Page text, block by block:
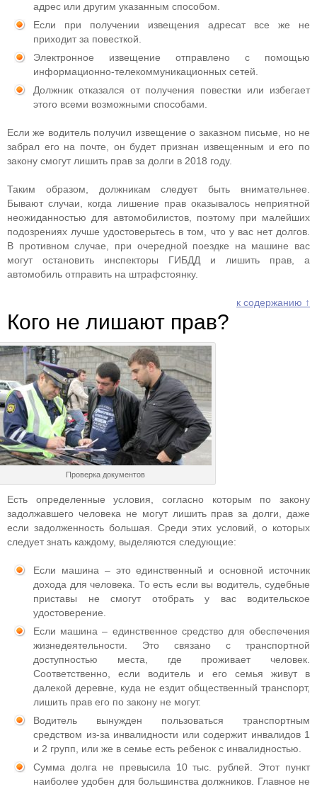
адрес или другим указанным способом.
Если при получении извещения адресат все же не
приходит за повесткой.
Электронное извещение отправлено с помощью
информационно-телекоммуникационных сетей.
Должник отказался от получения повестки или избегает
этого всеми возможными способами.
Если же водитель получил извещение о заказном письме, но не
забрал его на почте, он будет признан извещенным и его по
закону смогут лишить прав за долги в 2018 году.
Таким образом, должникам следует быть внимательнее.
Бывают случаи, когда лишение прав оказывалось неприятной
неожиданностью для автомобилистов, поэтому при малейших
подозрениях лучше удостоверьтесь в том, что у вас нет долгов.
В противном случае, при очередной поездке на машине вас
могут остановить инспекторы ГИБДД и лишить прав, а
автомобиль отправить на штрафстоянку.
к содержанию ↑
Кого не лишают прав?
Проверка документов
Есть определенные условия, согласно которым по закону
задолжавшего человека не могут лишить прав за долги, даже
если задолженность большая. Среди этих условий, о которых
следует знать каждому, выделяются следующие:
Если машина – это единственный и основной источник
дохода для человека. То есть если вы водитель, судебные
приставы не смогут отобрать у вас водительское
удостоверение.
Если машина – единственное средство для обеспечения
жизнедеятельности. Это связано с транспортной
доступностью места, где проживает человек.
Соответственно, если водитель и его семья живут в
далекой деревне, куда не ездит общественный транспорт,
лишить прав его по закону не могут.
Водитель вынужден пользоваться транспортным
средством из-за инвалидности или содержит инвалидов 1
и 2 групп, или же в семье есть ребенок с инвалидностью.
Сумма долга не превысила 10 тыс. рублей. Этот пункт
наиболее удобен для большинства должников. Главное не